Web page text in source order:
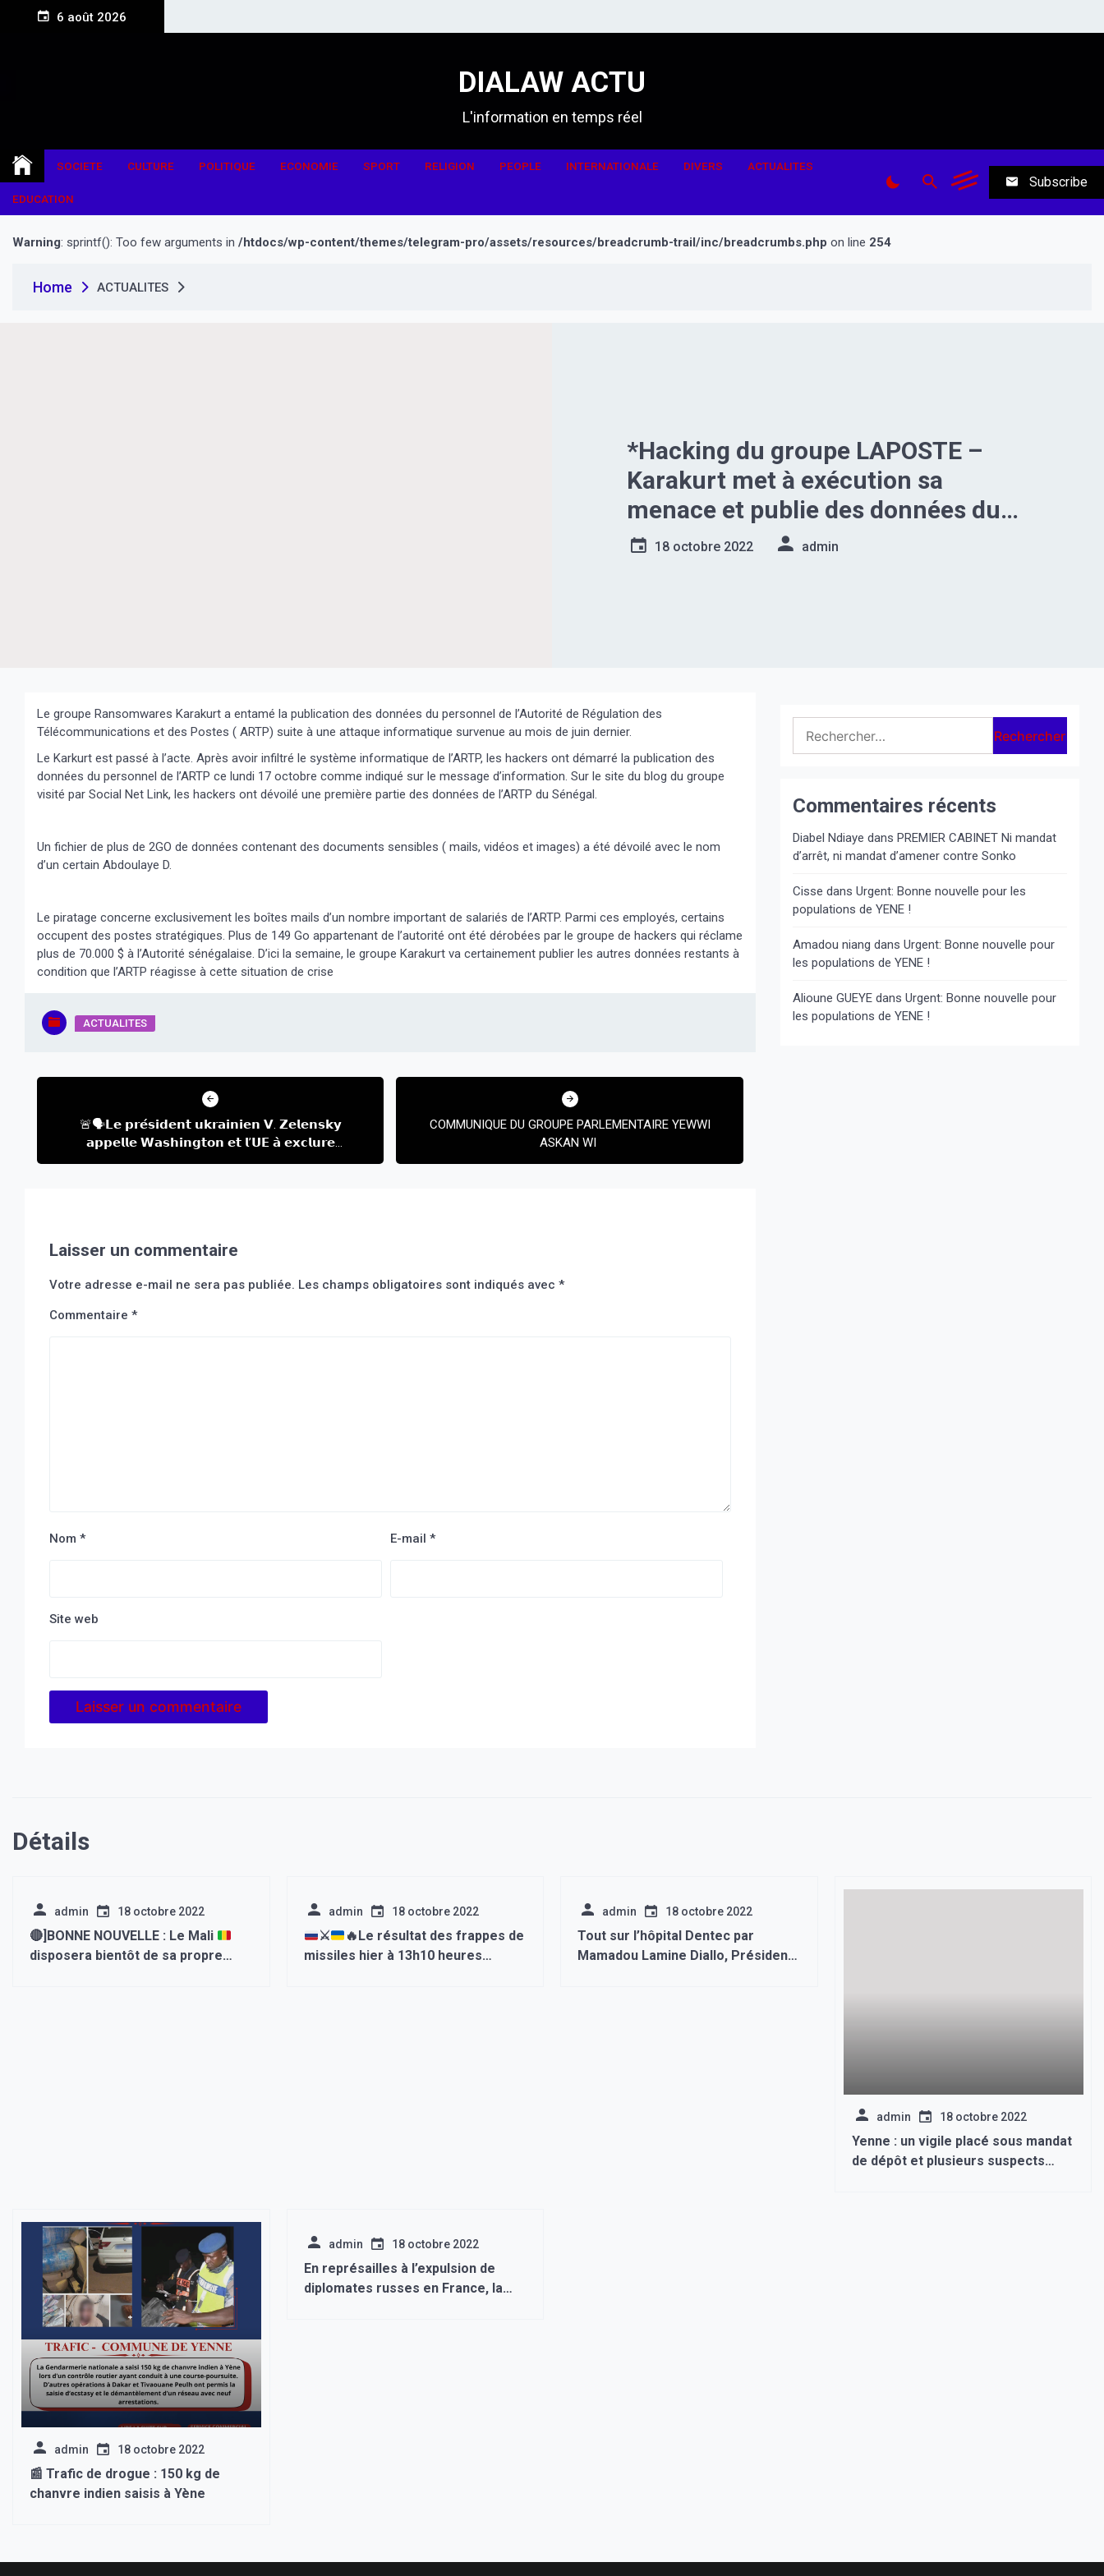
6 août 2026
DIALAW ACTU
L'information en temps réel
SOCIETE CULTURE POLITIQUE ECONOMIE SPORT RELIGION PEOPLE INTERNATIONALE DIVERS ACTUALITES
EDUCATION
Subscribe
Warning: sprintf(): Too few arguments in /htdocs/wp-content/themes/telegram-pro/assets/resources/breadcrumb-trail/inc/breadcrumbs.php on line 254
Home ACTUALITES
*Hacking du groupe LAPOSTE –
Karakurt met à exécution sa
menace et publie des données du
personnel de l’ARTP #SocialNetlink
18 octobre 2022 admin
Le groupe Ransomwares Karakurt a entamé la publication des données du personnel de l’Autorité de Régulation des
Télécommunications et des Postes ( ARTP) suite à une attaque informatique survenue au mois de juin dernier.
Le Karkurt est passé à l’acte. Après avoir infiltré le système informatique de l’ARTP, les hackers ont démarré la publication des
données du personnel de l’ARTP ce lundi 17 octobre comme indiqué sur le message d’information. Sur le site du blog du groupe
visité par Social Net Link, les hackers ont dévoilé une première partie des données de l’ARTP du Sénégal.
Un fichier de plus de 2GO de données contenant des documents sensibles ( mails, vidéos et images) a été dévoilé avec le nom
d’un certain Abdoulaye D.
Le piratage concerne exclusivement les boîtes mails d’un nombre important de salariés de l’ARTP. Parmi ces employés, certains
occupent des postes stratégiques. Plus de 149 Go appartenant de l’autorité ont été dérobées par le groupe de hackers qui réclame
plus de 70.000 $ à l’Autorité sénégalaise. D’ici la semaine, le groupe Karakurt va certainement publier les autres données restants à
condition que l’ARTP réagisse à cette situation de crise
ACTUALITES
Navigation
l’article🚨🗣️𝗟𝗲 𝗽𝗿𝗲́𝘀𝗶𝗱𝗲𝗻𝘁 𝘂𝗸𝗿𝗮𝗶𝗻𝗶𝗲𝗻 𝗩. 𝗭𝗲𝗹𝗲𝗻𝘀𝗸𝘆
𝗮𝗽𝗽𝗲𝗹𝗹𝗲 𝗪𝗮𝘀𝗵𝗶𝗻𝗴𝘁𝗼𝗻 𝗲𝘁 𝗹’𝗨𝗘 𝗮̀ 𝗲𝘅𝗰𝗹𝘂𝗿𝗲
𝗠𝗼𝘀𝗰𝗼𝘂 𝗱𝗲 𝗹𝗮 𝗿𝗲́𝘂𝗻𝗶𝗼𝗻 𝗱𝘂 𝗚-𝟮𝟬 𝗮𝗽𝗿𝗲̀𝘀 𝗱𝗲𝘀
COMMUNIQUE DU GROUPE PARLEMENTAIRE YEWWI
ASKAN WI
Laisser un commentaire
Votre adresse e-mail ne sera pas publiée. Les champs obligatoires sont indiqués avec *
Commentaire *
Nom * E-mail *
Site web
Commentaires récents
Diabel Ndiaye dans PREMIER CABINET Ni mandat
d’arrêt, ni mandat d’amener contre Sonko
Cisse dans Urgent: Bonne nouvelle pour les
populations de YENE !
Amadou niang dans Urgent: Bonne nouvelle pour
les populations de YENE !
Alioune GUEYEdans Urgent: Bonne nouvelle pour
les populations de YENE !
Détails
admin 18 octobre 2022
🔴]BONNE NOUVELLE : Le Mali
disposera bientôt de sa propre
admin 18 octobre 2022
⚔️ 🔥Le résultat des frappes de
missiles hier à 13h10 heures
admin 18 octobre 2022
Tout sur l’hôpital Dentec par
Mamadou Lamine Diallo, Président
admin 18 octobre 2022
Yenne : un vigile placé sous mandat
de dépôt et plusieurs suspects
admin 18 octobre 2022
📰 Trafic de drogue : 150 kg de
chanvre indien saisis à Yène
admin 18 octobre 2022
En représailles à l’expulsion de
diplomates russes en France, la